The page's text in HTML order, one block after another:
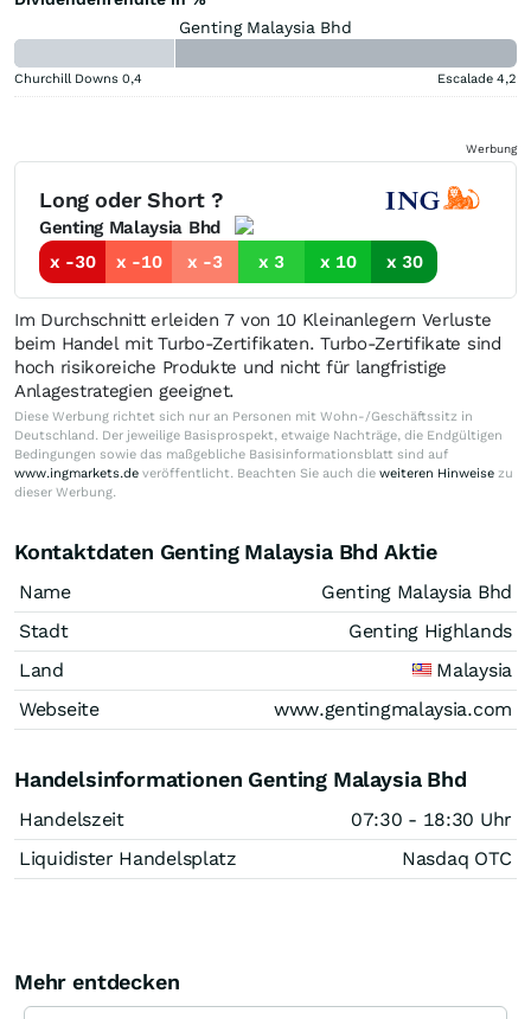
Genting Malaysia Bhd
Churchill Downs 0,4 Escalade 4,2
Werbung
Long oder Short ?
Genting Malaysia Bhd
x -30
x -10 x -3 x 3 x 10 x 30
Im Durchschnitt erleiden 7 von 10 Kleinanlegern Verluste
beim Handel mit Turbo-Zertifikaten. Turbo-Zertifikate sind
hoch risikoreiche Produkte und nicht für langfristige
Anlagestrategien geeignet.
Diese Werbung richtet sich nur an Personen mit Wohn-/Geschäftssitz in
Deutschland. Der jeweilige Basisprospekt, etwaige Nachträge, die Endgültigen
Bedingungen sowie das maßgebliche Basisinformationsblatt sind auf
www.ingmarkets.de veröffentlicht. Beachten Sie auch die weiteren Hinweise zu
dieser Werbung.
Kontaktdaten Genting Malaysia Bhd Aktie
Name
Genting Malaysia Bhd
Stadt
Genting Highlands
Land
Malaysia
Webseite
www.gentingmalaysia.com
Handelsinformationen Genting Malaysia Bhd
Handelszeit
07:30 - 18:30 Uhr
Liquidister Handelsplatz
Nasdaq OTC
Mehr entdecken